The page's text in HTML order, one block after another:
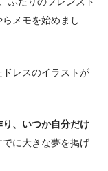
メモを始めまし
レスのイラストが
、いつか自分だけ
でに大きな夢を掲げ